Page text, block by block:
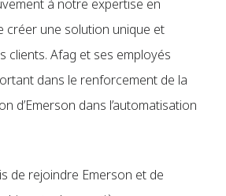
à notre expertise en
créer une solution unique et
clients. Afag et ses employés
dans le renforcement de la
d’Emerson dans l’automatisation
de rejoindre Emerson et de